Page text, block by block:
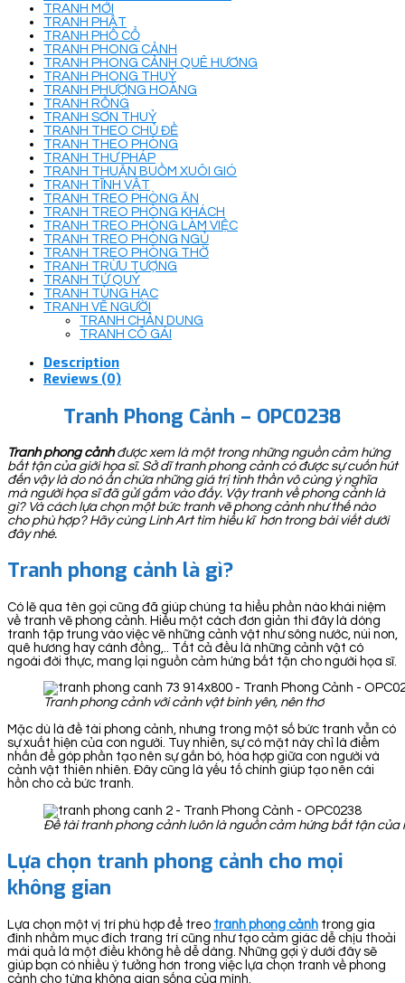
TRANH MỚI
TRANH PHẬT
TRANH PHỐ CỔ
TRANH PHONG CẢNH
TRANH PHONG CẢNH QUÊ HƯƠNG
TRANH PHONG THUỶ
TRANH PHƯỢNG HOÀNG
TRANH RỒNG
TRANH SƠN THUỶ
TRANH THEO CHỦ ĐỀ
TRANH THEO PHÒNG
TRANH THƯ PHÁP
TRANH THUẬN BUỒM XUÔI GIÓ
TRANH TĨNH VẬT
TRANH TREO PHÒNG ĂN
TRANH TREO PHÒNG KHÁCH
TRANH TREO PHÒNG LÀM VIỆC
TRANH TREO PHÒNG NGỦ
TRANH TREO PHÒNG THỜ
TRANH TRỪU TƯỢNG
TRANH TỨ QUÝ
TRANH TÙNG HẠC
TRANH VẼ NGƯỜI
TRANH CHÂN DUNG
TRANH CÔ GÁI
Description
Reviews (0)
Tranh Phong Cảnh – OPC0238
Tranh phong cảnhđược xem là một trong những nguồn cảm hứng
bất tận của giới họa sĩ. Sở dĩ tranh phong cảnh có được sự cuốn hút
đến vậy là do nó ẩn chứa những giá trị tinh thần vô cùng ý nghĩa
mà người họa sĩ đã gửi gắm vào đấy. Vậy tranh về phong cảnh là
gì? Và cách lựa chọn một bức tranh vẽ phong cảnh như thế nào
cho phù hợp? Hãy cùng Linh Art tìm hiểu kĩ hơn trong bài viết dưới
đây nhé.
Tranh phong cảnh là gì?
Có lẽ qua tên gọi cũng đã giúp chúng ta hiểu phần nào khái niệm
về tranh vẽ phong cảnh. Hiểu một cách đơn giản thì đây là dòng
tranh tập trung vào việc vẽ những cảnh vật như sông nước, núi non,
quê hương hay cánh đồng,.. Tất cả đều là những cảnh vật có
ngoài đời thực, mang lại nguồn cảm hứng bất tận cho người họa sĩ.
Tranh phong cảnh với cảnh vật bình yên, nên thơ
Mặc dù là đề tài phong cảnh, nhưng trong một số bức tranh vẫn có
sự xuất hiện của con người. Tuy nhiên, sự có mặt này chỉ là điểm
nhấn để góp phần tạo nên sự gắn bó, hòa hợp giữa con người và
cảnh vật thiên nhiên. Đây cũng là yếu tố chính giúp tạo nên cái
hồn cho cả bức tranh.
Đề tài tranh phong cảnh luôn là nguồn cảm hứng bất tận của
Lựa chọn tranh phong cảnh cho mọi
không gian
Lựa chọn một vị trí phù hợp để treo tranh phong cảnh trong gia
đình nhằm mục đích trang trí cũng như tạo cảm giác dễ chịu thoải
mái quả là một điều không hề dễ dàng. Những gợi ý dưới đây sẽ
giúp bạn có nhiều ý tưởng hơn trong việc lựa chọn tranh về phong
cảnh cho từng không gian sống của mình.